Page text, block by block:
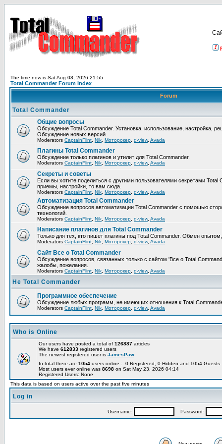
The time now is Sat Aug 08, 2026 21:55
Total Commander Forum Index
Forum
Total Commander
Общие вопросы
Обсуждение Total Commander. Установка, использование, настройка,
Обсуждение новых версий.
Moderators CaptainFlint Nik Моторокер d-view, Avada
Плагины Total Commander
Обсуждение только плагинов и утилит для Total Commander.
Moderators CaptainFlint Nik Моторокер d-view, Avada
Секреты и советы
Если вы хотите поделиться с другими пользователями секретами Total
приемы, настройки, то вам сюда.
Moderators CaptainFlint Nik Моторокер d-view, Avada
Автоматизация Total Commander
Обсуждение вопросов автоматизации Total Commander с помощью
технологий.
Moderators CaptainFlint Nik Моторокер d-view, Avada
Написание плагинов для Total Commander
Только для тех, кто пишет плагины под Total Commander. Обмен
Moderators CaptainFlint Nik Моторокер d-view, Avada
Сайт Все о Total Commander
Обсуждение вопросов, связанных только с сайтом 'Все о Total
жалобы, пожелания.
Moderators CaptainFlint Nik Моторокер d-view, Avada
Не Total Commander
Программное обеспечение
Обсуждение любых программ, не имеющих отношения к Total
Moderators CaptainFlint Nik Моторокер d-view, Avada
Who is Online
Our users have posted a total of 126887 articles
We have 612833 registered users
The newest registered user is JamesPaw
In total there are 1054 users online :: 0 Registered, 0 Hidden and 1054
Most users ever online was 8698 on Sat May 23, 2026 04:14
Registered Users: None
This data is based on users active over the past five minutes
Log in
Username: Password: